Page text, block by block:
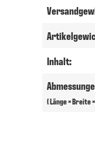
Inhalt:
( Länge × Breite